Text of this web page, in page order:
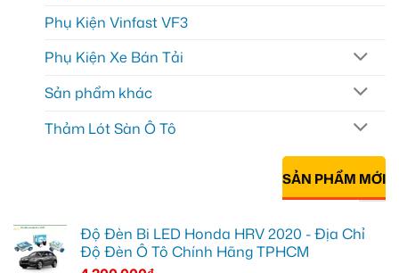
Phụ Kiện Vinfast VF3
Phụ Kiện Xe Bán Tải
Sản phẩm khác
Thảm Lót Sàn Ô Tô
SẢN PHẨM MỚI
Độ Đèn Bi LED Honda HRV 2020 - Địa Chỉ
Độ Đèn Ô Tô Chính Hãng TPHCM